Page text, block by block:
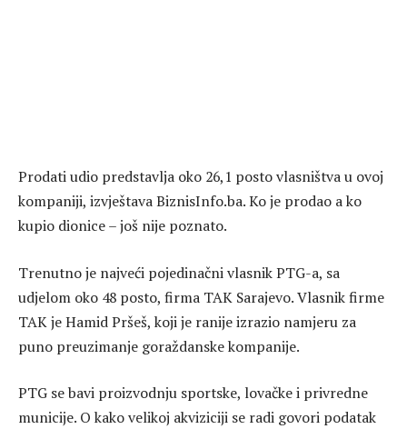
Prodati udio predstavlja oko 26,1 posto vlasništva u ovoj
kompaniji, izvještava BiznisInfo.ba. Ko je prodao a ko
kupio dionice – još nije poznato.
Trenutno je najveći pojedinačni vlasnik PTG-a, sa
udjelom oko 48 posto, firma TAK Sarajevo. Vlasnik firme
TAK je Hamid Pršeš, koji je ranije izrazio namjeru za
puno preuzimanje goraždanske kompanije.
PTG se bavi proizvodnju sportske, lovačke i privredne
municije. O kako velikoj akviziciji se radi govori podatak